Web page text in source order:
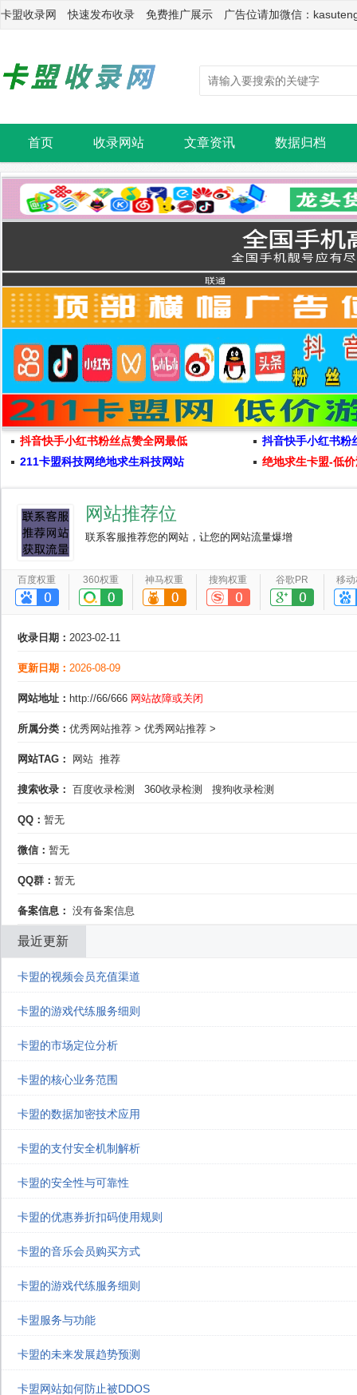
卡盟收录网 快速发布收录 免费推广展示 广告位请加微信：
首页 收录网站 文章资讯 数据归档
抖音快手小红书粉丝点赞全网最低
抖音快手小红书粉
211卡盟科技网绝地求生科技网站
绝地求生卡盟-低
网站推荐位
联系客服推荐您的网站，让您的网站流量爆增
百度权重 360权重 神马权重 搜狗权重 谷歌PR 移
收录日期： 2023-02-11
更新日期： 2026-08-09
网站地址： http://66/666 网站故障或关闭
所属分类： 优秀网站推荐 > 优秀网站推荐 >
网站TAG： 网站 推荐
搜索收录： 百度收录检测 360收录检测 搜狗收录检测
QQ： 暂无
微信： 暂无
QQ群： 暂无
备案信息： 没有备案信息
最近更新
卡盟的视频会员充值渠道
卡盟的游戏代练服务细则
卡盟的市场定位分析
卡盟的核心业务范围
卡盟的数据加密技术应用
卡盟的支付安全机制解析
卡盟的安全性与可靠性
卡盟的优惠券折扣码使用规则
卡盟的音乐会员购买方式
卡盟的游戏代练服务细则
卡盟服务与功能
卡盟的未来发展趋势预测
卡盟网站如何防止被DDOS